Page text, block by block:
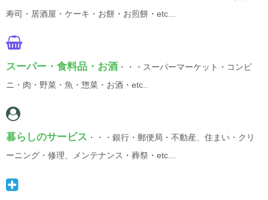
寿司・居酒屋・ケーキ・お餅・お煎餅・etc...
スーパー・食料品・お酒 ・・・スーパーマーケット・コンビ
ニ・肉・野菜・魚・惣菜・お酒・etc..
暮らしのサービス ・・・銀行・郵便局・不動産、住まい・クリ
ーニング・修理、メンテナンス・葬祭・etc...